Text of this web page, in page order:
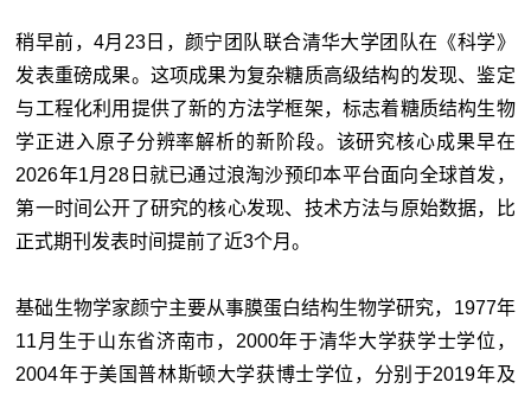
稍早前，4月23日，颜宁团队联合清华大学团队在《科学》
发表重磅成果。这项成果为复杂糖质高级结构的发现、鉴定
与工程化利用提供了新的方法学框架，标志着糖质结构生物
学正进入原子分辨率解析的新阶段。该研究核心成果早在
2026年1月28日就已通过浪淘沙预印本平台面向全球首发，
第一时间公开了研究的核心发现、技术方法与原始数据，比
正式期刊发表时间提前了近3个月。
基础生物学家颜宁主要从事膜蛋白结构生物学研究，1977年
11月生于山东省济南市，2000年于清华大学获学士学位，
2004年于美国普林斯顿大学获博士学位，分别于2019年及